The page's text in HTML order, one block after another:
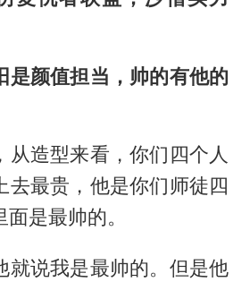
是颜值担当，帅的有他的
从造型来看，你们四个人
去最贵，他是你们师徒四
是最帅的。
就说我是最帅的。但是他